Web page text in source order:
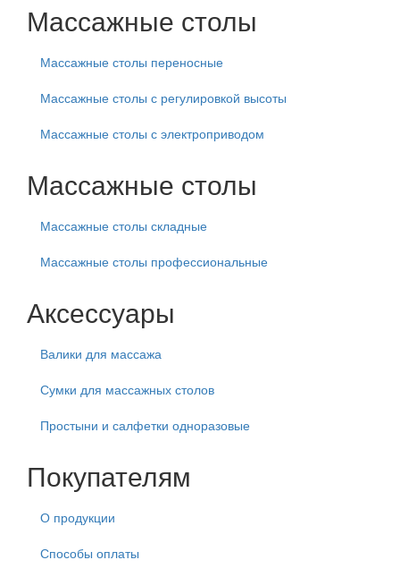
Массажные столы
Массажные столы переносные
Массажные столы с регулировкой высоты
Массажные столы с электроприводом
Массажные столы
Массажные столы складные
Массажные столы профессиональные
Аксессуары
Валики для массажа
Сумки для массажных столов
Простыни и салфетки одноразовые
Покупателям
О продукции
Способы оплаты